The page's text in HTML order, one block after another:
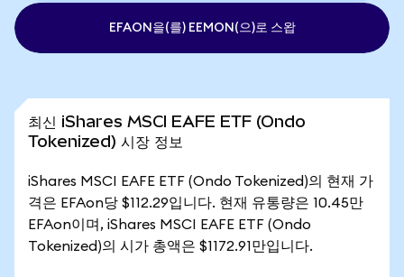
EFAON을(를) EEMON(으)로 스왑
최신 iShares MSCI EAFE ETF (Ondo
Tokenized) 시장 정보
iShares MSCI EAFE ETF (Ondo Tokenized)의 현재 가
격은 EFAon당 $112.29입니다. 현재 유통량은 10.45만
EFAon이며, iShares MSCI EAFE ETF (Ondo
Tokenized)의 시가 총액은 $1172.91만입니다.